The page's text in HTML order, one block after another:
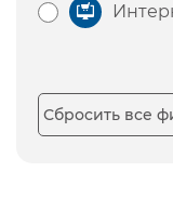
Сбросить все